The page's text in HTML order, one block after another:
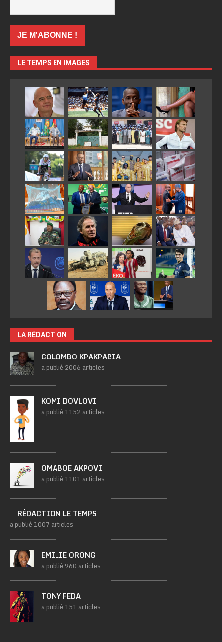
LE TEMPS EN IMAGES
LA RÉDACTION
COLOMBO KPAKPABIA
a publié 2006 articles
KOMI DOVLOVI
a publié 1152 articles
OMABOE AKPOVI
a publié 1101 articles
RÉDACTION LE TEMPS
a publié 1007 articles
EMILIE ORONG
a publié 960 articles
TONY FEDA
a publié 151 articles